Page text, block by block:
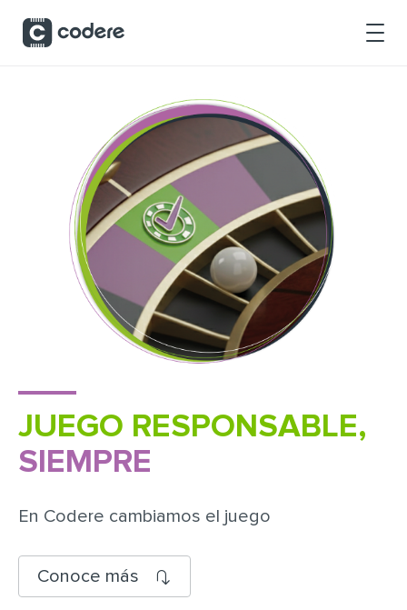
JUEGO RESPONSABLE,
SIEMPRE
En Codere cambiamos el juego
Conoce más